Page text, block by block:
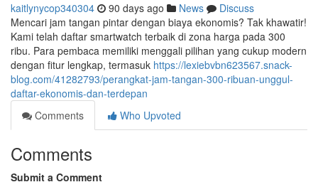
kaitlynycop340304 90 days ago News
Discuss
Mencari jam tangan pintar dengan biaya ekonomis? Tak khawatir!
Kami telah daftar smartwatch terbaik di zona harga pada 300
ribu. Para pembaca memiliki menggali pilihan yang cukup modern
dengan fitur lengkap, termasuk https://lexiebvbn623567.snack-
blog.com/41282793/perangkat-jam-tangan-300-ribuan-unggul-
daftar-ekonomis-dan-terdepan
Comments
Who Upvoted
Comments
Submit a Comment